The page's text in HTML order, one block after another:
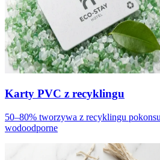
Karty PVC z recyklingu
50–80% tworzywa z recyklingu
wodoodporne